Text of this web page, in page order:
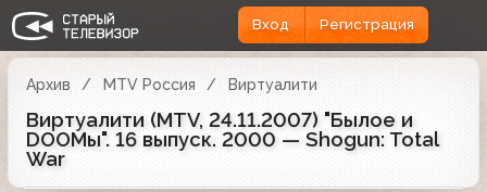
Вход Регистрация
Архив MTV Россия Виртуалити
Виртуалити (MTV, 24.11.2007) "Былое и
DOOМы". 16 выпуск. 2000 — Shogun: Total
War